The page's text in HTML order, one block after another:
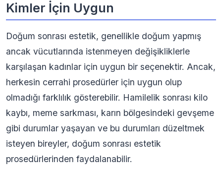
Kimler İçin Uygun
Doğum sonrası estetik, genellikle doğum yapmış
ancak vücutlarında istenmeyen değişikliklerle
karşılaşan kadınlar için uygun bir seçenektir. Ancak,
herkesin cerrahi prosedürler için uygun olup
olmadığı farklılık gösterebilir. Hamilelik sonrası kilo
kaybı, meme sarkması, karın bölgesindeki gevşeme
gibi durumlar yaşayan ve bu durumları düzeltmek
isteyen bireyler, doğum sonrası estetik
prosedürlerinden faydalanabilir.